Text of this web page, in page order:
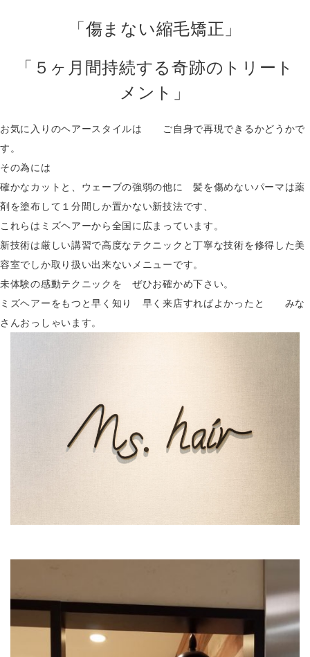
「傷まない縮毛矯正」
「５ヶ月間持続する奇跡のトリート
メント」
お気に入りのヘアースタイルは ご自身で再現できるかどうかで
す。
その為には
確かなカットと、ウェーブの強弱の他に 髪を傷めないパーマは薬
剤を塗布して１分間しか置かない新技法です、
これらはミズヘアーから全国に広まっています。
新技術は厳しい講習で高度なテクニックと丁寧な技術を修得した美
容室でしか取り扱い出来ないメニューです。
未体験の感動テクニックを ぜひお確かめ下さい。
ミズヘアーをもつと早く知り 早く来店すればよかったと みな
さんおっしゃいます。